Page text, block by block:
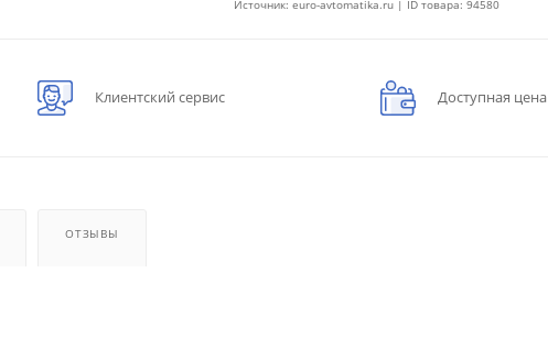
Источник: euro-avtomatika.ru | ID товара: 94580
Клиентский сервис Доступная цена
ОТЗЫВЫ